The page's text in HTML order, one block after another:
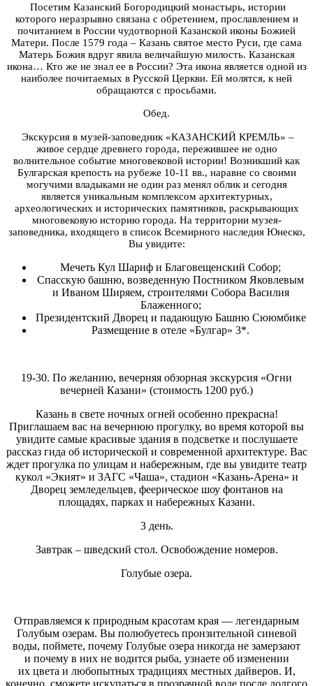
Посетим Казанский Богородицкий монастырь, истории
которого неразрывно связана с обретением, прославлением и
почитанием в России чудотворной Казанской иконы Божией
Матери. После 1579 года – Казань святое место Руси, где сама
Матерь Божия вдруг явила величайшую милость. Казанская
икона… Кто же не знал ее в России? Эта икона является одной из
наиболее почитаемых в Русской Церкви. Ей молятся, к ней
обращаются с просьбами.
Обед.
Экскурсия в музей-заповедник «КАЗАНСКИЙ КРЕМЛЬ» –
живое сердце древнего города, пережившее не одно
волнительное событие многовековой истории! Возникший как
Булгарская крепость на рубеже 10-11 вв., наравне со своими
могучими владыками не один раз менял облик и сегодня
является уникальным комплексом архитектурных,
археологических и исторических памятников, раскрывающих
многовековую историю города. На территории музея-
заповедника, входящего в список Всемирного наследия Юнеско,
Вы увидите:
Мечеть Кул Шариф и Благовещенский Собор;
Спасскую башню, возведенную Постником Яковлевым
и Иваном Ширяем, строителями Собора Василия
Блаженного;
Президентский Дворец и падающую Башню Сююмбике
Размещение в отеле «Булгар» 3*.
19-30. По желанию, вечерняя обзорная экскурсия «Огни
вечерней Казани» (стоимость 1200 руб.)
Казань в свете ночных огней особенно прекрасна!
Приглашаем вас на вечернюю прогулку, во время которой вы
увидите самые красивые здания в подсветке и послушаете
рассказ гида об исторической и современной архитектуре. Вас
ждет прогулка по улицам и набережным, где вы увидите театр
кукол «Экият» и ЗАГС «Чаша», стадион «Казань-Арена» и
Дворец земледельцев, феерическое шоу фонтанов на
площадях, парках и набережных Казани.
3 день.
Завтрак – шведский стол. Освобождение номеров.
Голубые озера.
Отправляемся к природным красотам края — легендарным
Голубым озерам. Вы полюбуетесь пронзительной синевой
воды, поймете, почему Голубые озера никогда не замерзают
и почему в них не водится рыба, узнаете об изменении
их цвета и любопытных традициях местных дайверов. И,
конечно, сможете искупаться в прозрачной воде после долгого